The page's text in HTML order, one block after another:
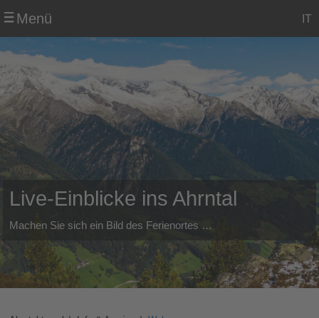
Menü IT
Live-Einblicke ins Ahrntal
Machen Sie sich ein Bild des Ferienortes …